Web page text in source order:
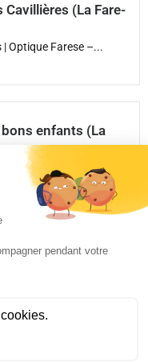
(La Fare-
Optique Farese –...
enfants (La
| Optique Farese...